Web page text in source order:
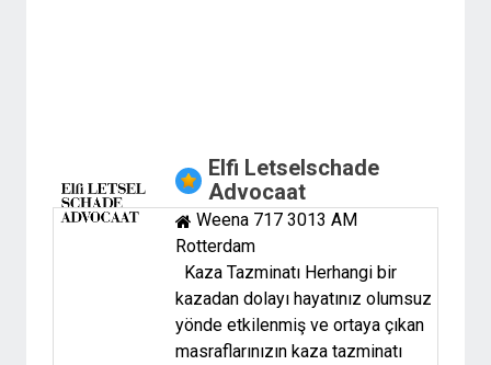
Elfi Letselschade
Advocaat
Weena 717 3013 AM
Rotterdam
Kaza Tazminatı Herhangi bir
kazadan dolayı hayatınız olumsuz
yönde etkilenmiş ve ortaya çıkan
masraflarınızın kaza tazminatı